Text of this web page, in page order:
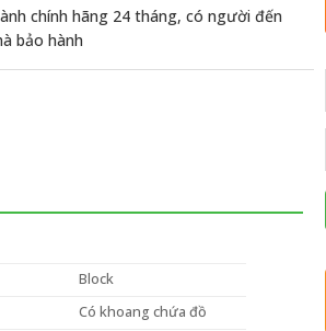
chính hãng 24 tháng, có người đến
bảo hành
Block
Có khoang chứa đồ